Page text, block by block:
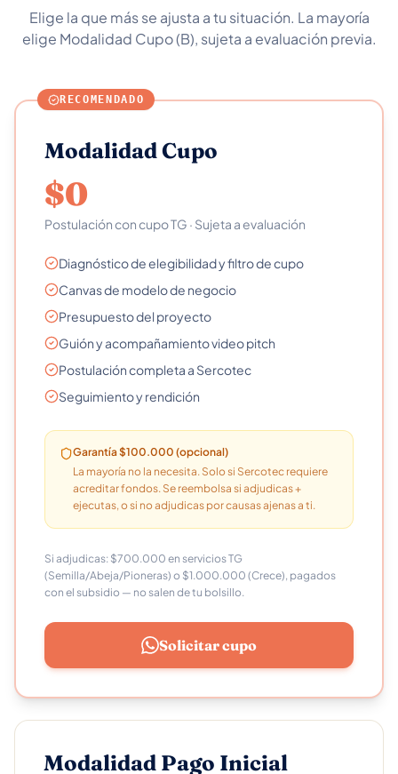
Elige la que más se ajusta a tu situación. La mayoría
elige Modalidad Cupo (B), sujeta a evaluación previa.
RECOMENDADO
Modalidad Cupo
$0
Postulación con cupo TG · Sujeta a evaluación
Diagnóstico de elegibilidad y filtro de cupo
Canvas de modelo de negocio
Presupuesto del proyecto
Guión y acompañamiento video pitch
Postulación completa a Sercotec
Seguimiento y rendición
Garantía $100.000 (opcional)
La mayoría no la necesita. Solo si Sercotec requiere
acreditar fondos. Se reembolsa si adjudicas +
ejecutas, o si no adjudicas por causas ajenas a ti.
Si adjudicas: $700.000 en servicios TG
(Semilla/Abeja/Pioneras) o $1.000.000 (Crece), pagados
con el subsidio — no salen de tu bolsillo.
Solicitar cupo
Modalidad Pago Inicial